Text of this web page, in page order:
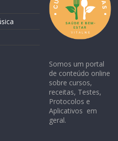
Somos um portal
de conteúdo online
sobre cursos,
receitas, Testes,
Protocolos e
Aplicativos em
geral.